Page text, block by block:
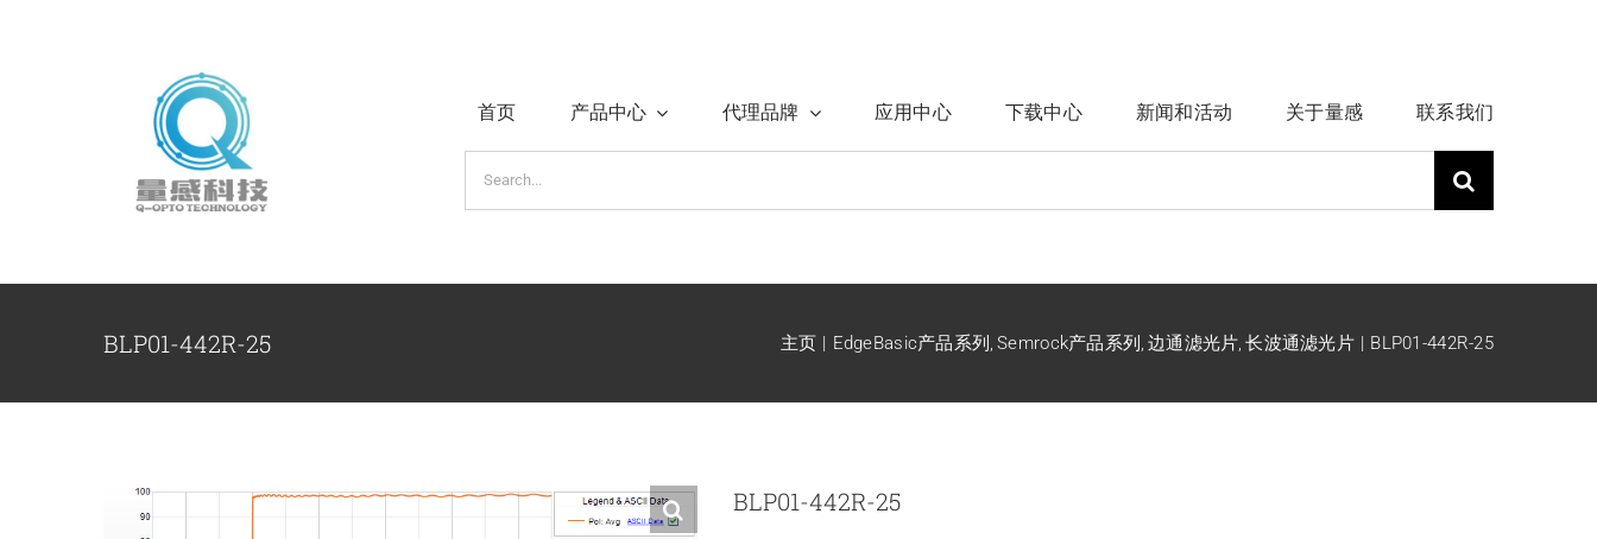
首页 产品中心 代理品牌 应用中心 下载中心 新闻和活动 关于量感 联系我们
索：
BLP01-442R-25 主页 EdgeBasic产品系列 Semrock产品系列 边通滤光片 长波通滤光片 BLP01-442R-25
BLP01-442R-25